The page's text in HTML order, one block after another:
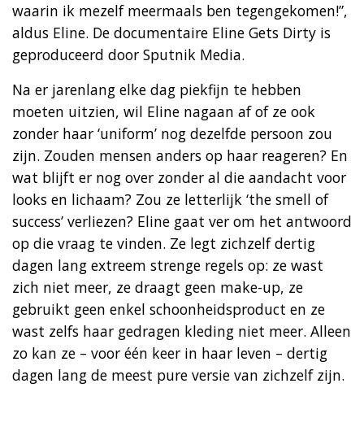
waarin ik mezelf meermaals ben tegengekomen!”,
aldus Eline. De documentaire Eline Gets Dirty is
geproduceerd door Sputnik Media.
Na er jarenlang elke dag piekfijn te hebben
moeten uitzien, wil Eline nagaan af of ze ook
zonder haar ‘uniform’ nog dezelfde persoon zou
zijn. Zouden mensen anders op haar reageren? En
wat blijft er nog over zonder al die aandacht voor
looks en lichaam? Zou ze letterlijk ‘the smell of
success’ verliezen? Eline gaat ver om het antwoord
op die vraag te vinden. Ze legt zichzelf dertig
dagen lang extreem strenge regels op: ze wast
zich niet meer, ze draagt geen make-up, ze
gebruikt geen enkel schoonheidsproduct en ze
wast zelfs haar gedragen kleding niet meer. Alleen
zo kan ze – voor één keer in haar leven – dertig
dagen lang de meest pure versie van zichzelf zijn.